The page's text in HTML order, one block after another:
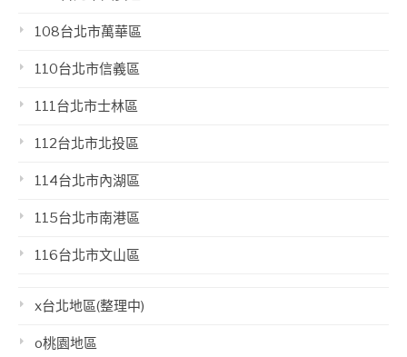
108台北市萬華區
110台北市信義區
111台北市士林區
112台北市北投區
114台北市內湖區
115台北市南港區
116台北市文山區
x台北地區(整理中)
o桃園地區